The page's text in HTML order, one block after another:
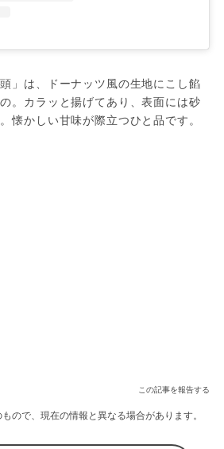
」は、ドーナッツ風の生地にこし餡
。カラッと揚げてあり、表面には砂
懐かしい甘味が際立つひと品です。
この記事を報告する
ので、現在の情報と異なる場合があります。